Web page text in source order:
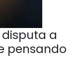
a
pensando